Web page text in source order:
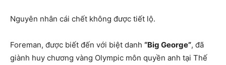
Nguyên nhân cái chết không được tiết lộ.
Foreman, được biết đến với biệt danh “Big George”, đã
giành huy chương vàng Olympic môn quyền anh tại Thế